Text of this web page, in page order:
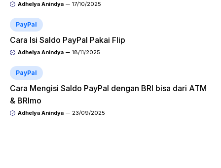
Adhelya Anindya 17/10/2025
PayPal
Cara Isi Saldo PayPal Pakai Flip
Adhelya Anindya 18/11/2025
PayPal
Cara Mengisi Saldo PayPal dengan BRI bisa dari ATM
& BRImo
Adhelya Anindya 23/09/2025